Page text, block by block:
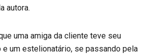
autora.
uma amiga da cliente teve seu
e um estelionatário, se passando pela